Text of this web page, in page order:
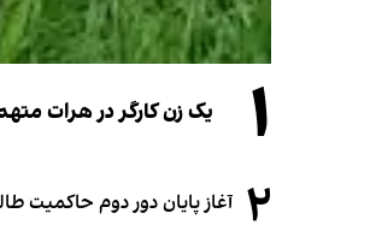
۱ یک زن کارگر در هرات
۲ آغاز پایان دور دوم حاکمیت